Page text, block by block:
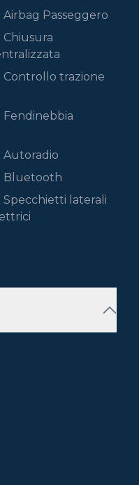
Airbag Passeggero
Chiusura
Controllo trazione
Fendinebbia
Autoradio
Bluetooth
Specchietti laterali